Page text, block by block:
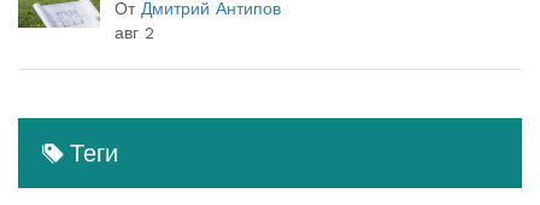
От Дмитрий Антипов
авг 2
Теги